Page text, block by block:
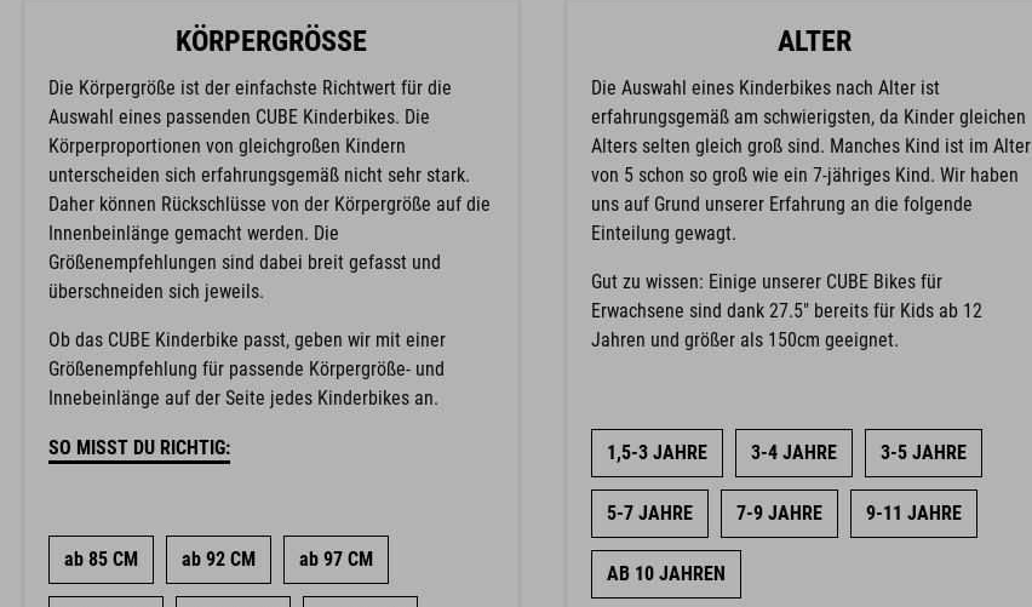
KÖRPERGRÖSSE
Die Körpergröße ist der einfachste Richtwert für die
Auswahl eines passenden CUBE Kinderbikes. Die
Körperproportionen von gleichgroßen Kindern
unterscheiden sich erfahrungsgemäß nicht sehr stark.
Daher können Rückschlüsse von der Körpergröße auf die
Innenbeinlänge gemacht werden. Die
Größenempfehlungen sind dabei breit gefasst und
überschneiden sich jeweils.
Ob das CUBE Kinderbike passt, geben wir mit einer
Größenempfehlung für passende Körpergröße- und
Innebeinlänge auf der Seite jedes Kinderbikes an.
SO MISST DU RICHTIG:
ab 85 CM ab 92 CM ab 97 CM
ALTER
Die Auswahl eines Kinderbikes nach Alter ist
erfahrungsgemäß am schwierigsten, da Kinder gleichen
Alters selten gleich groß sind. Manches Kind ist im Alter
von 5 schon so groß wie ein 7-jähriges Kind. Wir haben
uns auf Grund unserer Erfahrung an die folgende
Einteilung gewagt.
Gut zu wissen: Einige unserer CUBE Bikes für
Erwachsene sind dank 27.5" bereits für Kids ab 12
Jahren und größer als 150cm geeignet.
1,5-3 JAHRE 3-4 JAHRE 3-5 JAHRE
5-7 JAHRE 7-9 JAHRE 9-11 JAHRE
AB 10 JAHREN